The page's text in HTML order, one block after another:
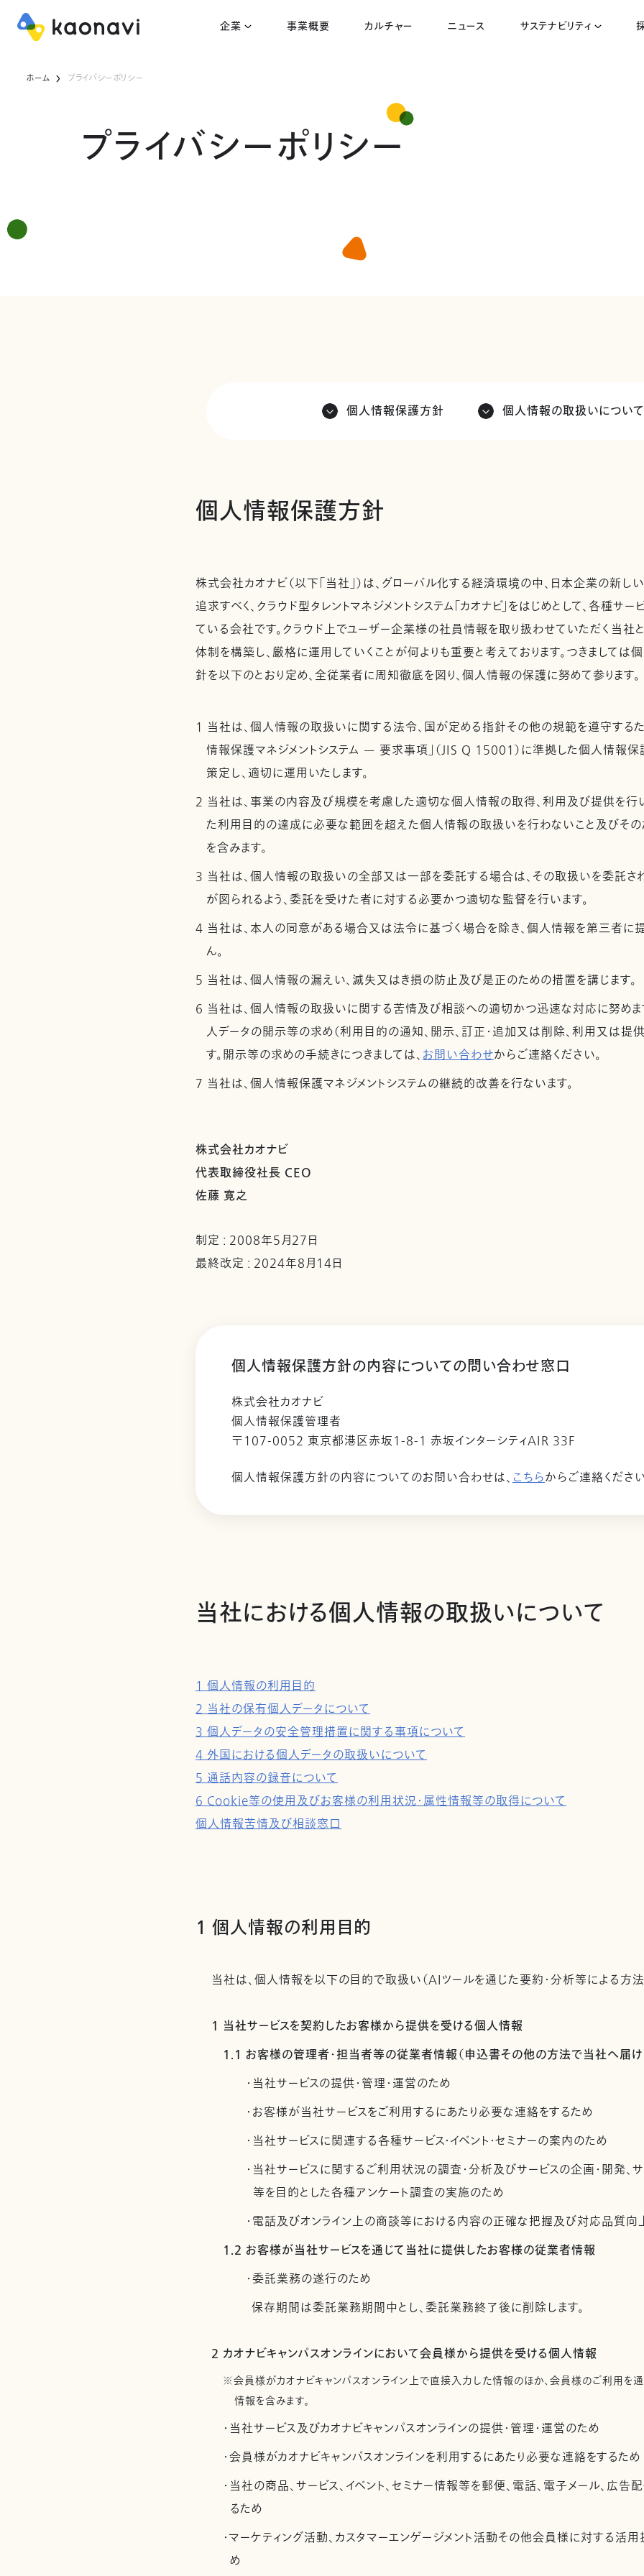
企業 事業概要 カルチャー ニュース サステナビリティ
ホーム プライバシーポリシー
プライバシーポリシー
個人情報保護方針 個人情報の取扱いについて
個人情報保護方針
株式会社カオナビ（以下「当社」）は、グローバル化する経済環境の中、日本企業の新し
追求すべく、クラウド型タレントマネジメントシステム「カオナビ」をはじめとして、各種サ
ている会社です。クラウド上でユーザー企業様の社員情報を取り扱わせていただく当社
体制を構築し、厳格に運用していくことが何よりも重要と考えております。つきまして
針を以下のとおり定め、全従業者に周知徹底を図り、個人情報の保護に努めて参ります。
1 当社は、個人情報の取扱いに関する法令、国が定める指針その他の規範を遵守する
情報保護マネジメントシステム — 要求事項」（JIS Q 15001）に準拠した個人情報保
策定し、適切に運用いたします。
2 当社は、事業の内容及び規模を考慮した適切な個人情報の取得、利用及び提供を行
た利用目的の達成に必要な範囲を超えた個人情報の取扱いを行わないこと及びその
を含みます。
3 当社は、個人情報の取扱いの全部又は一部を委託する場合は、その取扱いを委託
が図られるよう、委託を受けた者に対する必要かつ適切な監督を行います。
4 当社は、本人の同意がある場合又は法令に基づく場合を除き、個人情報を第三者に
ん。
5 当社は、個人情報の漏えい、滅失又はき損の防止及び是正のための措置を講じます。
6 当社は、個人情報の取扱いに関する苦情及び相談への適切かつ迅速な対応に努めま
人データの開示等の求め（利用目的の通知、開示、訂正・追加又は削除、利用又は提
す。開示等の求めの手続きにつきましては、お問い合わせからご連絡ください。
7 当社は、個人情報保護マネジメントシステムの継続的改善を行ないます。
株式会社カオナビ
代表取締役社長 CEO
佐藤 寛之
制定 : 2008年5月27日
最終改定 : 2024年8月14日
個人情報保護方針の内容についての問い合わせ窓口
株式会社カオナビ
個人情報保護管理者
〒107-0052 東京都港区赤坂1-8-1 赤坂インターシティAIR 33F
個人情報保護方針の内容についてのお問い合わせは、こちらからご連絡くださ
当社における個人情報の取扱いについて
1 個人情報の利用目的
2 当社の保有個人データについて
3 個人データの安全管理措置に関する事項について
4 外国における個人データの取扱いについて
5 通話内容の録音について
6 Cookie等の使用及びお客様の利用状況・属性情報等の取得について
個人情報苦情及び相談窓口
1 個人情報の利用目的
当社は、個人情報を以下の目的で取扱い（AIツールを通じた要約・分析等による方法
1 当社サービスを契約したお客様から提供を受ける個人情報
1.1 お客様の管理者・担当者等の従業者情報（申込書その他の方法で当社へ届け
・当社サービスの提供・管理・運営のため
・お客様が当社サービスをご利用するにあたり必要な連絡をするため
・当社サービスに関連する各種サービス・イベント・セミナーの案内のため
・当社サービスに関するご利用状況の調査・分析及びサービスの企画・開発、
等を目的とした各種アンケート調査の実施のため
・電話及びオンライン上の商談等における内容の正確な把握及び対応品質向
1.2 お客様が当社サービスを通じて当社に提供したお客様の従業者情報
・委託業務の遂行のため
保存期間は委託業務期間中とし、委託業務終了後に削除します。
2 カオナビキャンパスオンラインにおいて会員様から提供を受ける個人情報
※会員様がカオナビキャンパスオンライン上で直接入力した情報のほか、会員様のご利用を
情報を含みます。
・当社サービス及びカオナビキャンパスオンラインの提供・管理・運営のため
・会員様がカオナビキャンパスオンラインを利用するにあたり必要な連絡をするため
・当社の商品、サービス、イベント、セミナー情報等を郵便、電話、電子メール、広
るため
・マーケティング活動、カスタマーエンゲージメント活動その他会員様に対する活
め